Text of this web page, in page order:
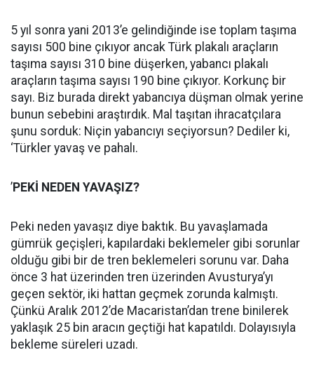
5 yıl sonra yani 2013’e gelindiğinde ise toplam taşıma
sayısı 500 bine çıkıyor ancak Türk plakalı araçların
taşıma sayısı 310 bine düşerken, yabancı plakalı
araçların taşıma sayısı 190 bine çıkıyor. Korkunç bir
sayı. Biz burada direkt yabancıya düşman olmak yerine
bunun sebebini araştırdık. Mal taşıtan ihracatçılara
şunu sorduk: Niçin yabancıyı seçiyorsun? Dediler ki,
‘Türkler yavaş ve pahalı.
’PEKİ NEDEN YAVAŞIZ?
Peki neden yavaşız diye baktık. Bu yavaşlamada
gümrük geçişleri, kapılardaki beklemeler gibi sorunlar
olduğu gibi bir de tren beklemeleri sorunu var. Daha
önce 3 hat üzerinden tren üzerinden Avusturya’yı
geçen sektör, iki hattan geçmek zorunda kalmıştı.
Çünkü Aralık 2012’de Macaristan’dan trene binilerek
yaklaşık 25 bin aracın geçtiği hat kapatıldı. Dolayısıyla
bekleme süreleri uzadı.